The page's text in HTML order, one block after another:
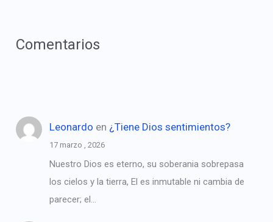
Comentarios
Leonardo en ¿Tiene Dios sentimientos?
17 marzo , 2026
Nuestro Dios es eterno, su soberania sobrepasa
los cielos y la tierra, El es inmutable ni cambia de
parecer; el…